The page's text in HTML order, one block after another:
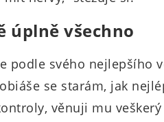
úplně všechno
podle svého nejlepšího
se starám, jak
věnuji mu veškerý